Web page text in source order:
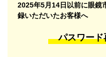
2025年5月14日以前に眼鏡
録いただいたお客様へ
パスワー